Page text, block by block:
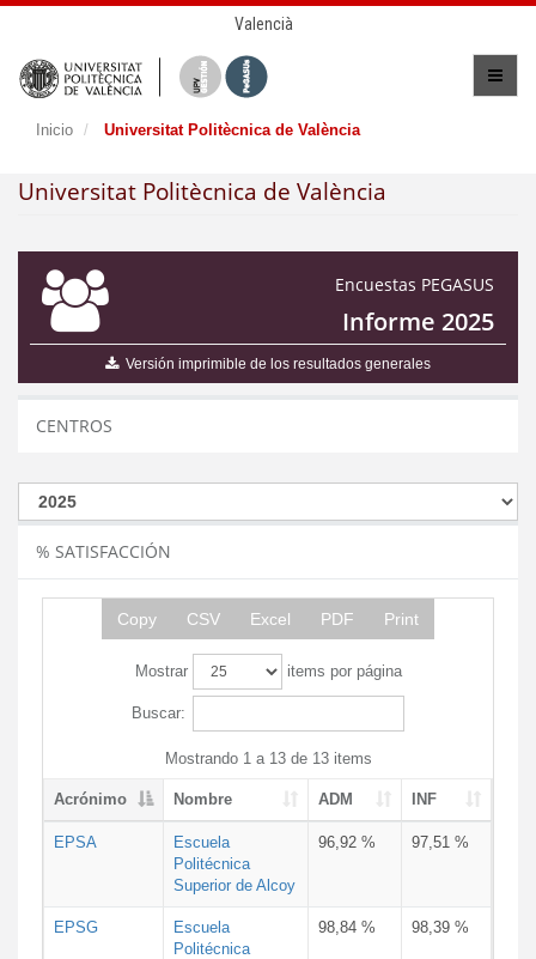
Valencià
Inicio Universitat Politècnica de València
Universitat Politècnica de València
Encuestas PEGASUS
Informe 2025
Versión imprimible de los resultados generales
CENTROS
% SATISFACCIÓN
Copy CSV Excel PDF Print
Mostrar items por página
Buscar:
Mostrando 1 a 13 de 13 items
Acrónimo Nombre ADM INF
EPSA
Escuela
Politécnica
Superior de Alcoy
96,92 % 97,51 %
EPSG
Escuela
Politécnica
98,84 % 98,39 %